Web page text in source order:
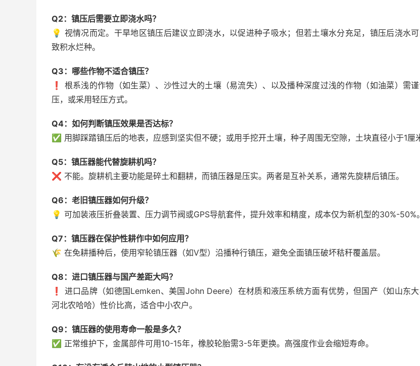
Q2：镇压后需要立即浇水吗？
💡 视情况而定。干旱地区镇压后建议立即浇水，以促进种子吸水；但若土壤水分充足，镇压后浇水
致积水烂种。
Q3：哪些作物不适合镇压？
❗ 根系浅的作物（如生菜）、沙性过大的土壤（易流失）、以及播种深度过浅的作物（如油菜）需
压，或采用轻压方式。
Q4：如何判断镇压效果是否达标？
✅ 用脚踩踏镇压后的地表，应感到坚实但不硬；或用手挖开土壤，种子周围无空隙，土块直径小于1厘
Q5：镇压器能代替旋耕机吗？
❌ 不能。旋耕机主要功能是碎土和翻耕，而镇压器是压实。两者是互补关系，通常先旋耕后镇压。
Q6：老旧镇压器如何升级？
💡 可加装液压折叠装置、压力调节阀或GPS导航套件，提升效率和精度，成本仅为新机型的30%-50%。
Q7：镇压器在保护性耕作中如何应用？
🌾 在免耕播种后，使用窄轮镇压器（如V型）沿播种行镇压，避免全面镇压破坏秸秆覆盖层。
Q8：进口镇压器与国产差距大吗？
❗ 进口品牌（如德国Lemken、美国John Deere）在材质和液压系统方面有优势，但国产（如山东大
河北农哈哈）性价比高，适合中小农户。
Q9：镇压器的使用寿命一般是多久？
✅ 正常维护下，金属部件可用10-15年，橡胶轮胎需3-5年更换。高强度作业会缩短寿命。